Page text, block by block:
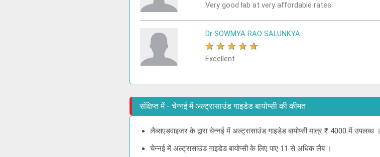
Very good lab at very affordable rates
Dr SOWMYA RAO SALUNKYA
★ ★ ★ ★ ★
Excellent
संक्षिप्त में - चेन्नई में अल्ट्रासाउंड गाइडेड बायोप्सी की कीमत
लैब्सएडवाइजर के द्वारा चेन्नई में अल्ट्रासाउंड गाइडेड बायोप्सी मात्र ₹ 4000 में उपलब्ध ।
चेन्नई में अल्ट्रासाउंड गाइडेड बायोप्सी के लिए पाए 11 से अधिक लैब ।